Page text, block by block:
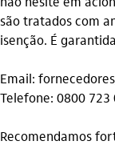
são tratados com
isenção. É
Email:
Telefone: 0800 723
Recomendamos